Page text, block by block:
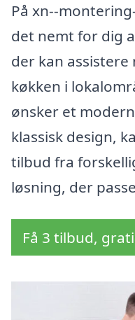
På xn--
det nemt for dig
der kan
køkken i
ønsker et
klassisk design,
tilbud fra
løsning, der
Få 3 tilbud,